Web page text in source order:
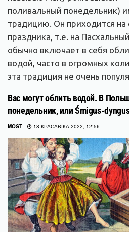
поливальный понедельник)
традицию. Он приходится
праздника, т.е. на
обычно включает в себя
водой, часто в огромных
эта традиция не очень
Вас могут облить водой. В
понедельник, или Śmigus-
MOST 18 КРАСАВІКА 2022, 12:56